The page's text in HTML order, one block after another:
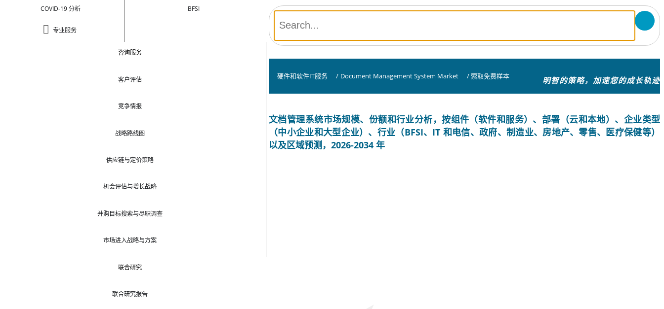
COVID-19 分析
专业服务
BFSI
咨询服务
客户评估
竞争情报
战略路线图
供应链与定价策略
机会评估与增长战略
并购目标搜索与尽职调查
市场进入战略与方案
联合研究
联合研究报告
硬件和软件IT服务 / Document Management System Market / 索取免费样本 明智的策略，加速您的成长轨迹
文档管理系统市场规模、份额和行业分析，按组件（软件和服务）、部署（云和本地）、企业类型
（中小企业和大型企业）、行业（BFSI、IT 和电信、政府、制造业、房地产、零售、医疗保健等）
以及区域预测，2026-2034 年